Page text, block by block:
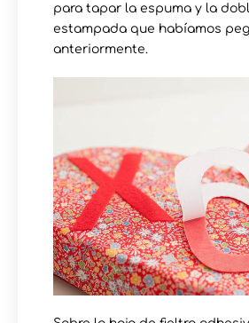
para tapar la espuma y la
estampada que habíamos
anteriormente.